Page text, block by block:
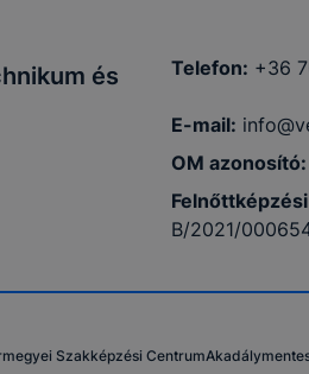
és
Telefon: +36
E-mail:
OM azonosító:
B/2021/
Szakképzési Centrum